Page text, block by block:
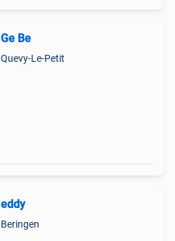
Ge Be
Quevy-Le-Petit
eddy
Beringen